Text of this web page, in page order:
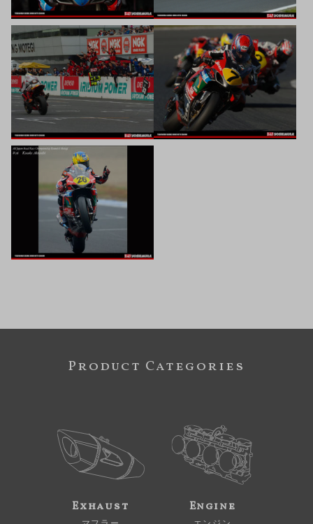
Product Categories
Exhaust Engine